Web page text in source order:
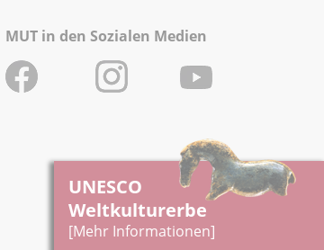
UNESCO
Weltkulturerbe
[Mehr Informationen]
MUT in den Sozialen Medien